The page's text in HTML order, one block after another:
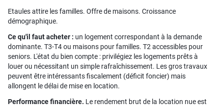
Etaules attire les familles. Offre de maisons. Croissance
démographique.
Ce qu'il faut acheter : un logement correspondant à la demande
dominante. T3-T4 ou maisons pour familles. T2 accessibles pour
seniors. L'état du bien compte : privilégiez les logements prêts à
louer ou nécessitant un simple rafraîchissement. Les gros travaux
peuvent être intéressants fiscalement (déficit foncier) mais
allongent le délai de mise en location.
Performance financière. Le rendement brut de la location nue est